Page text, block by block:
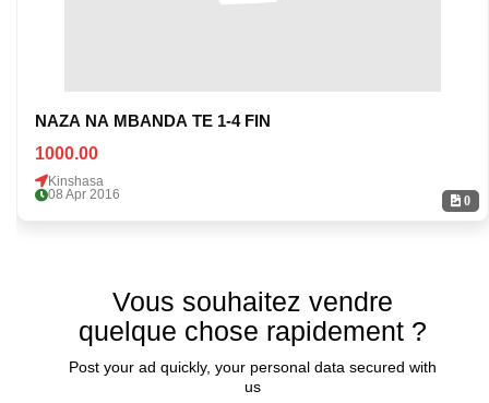
0
NAZA NA MBANDA TE 1-4 FIN
1000.00
Kinshasa
08 Apr 2016
Vous souhaitez vendre
quelque chose rapidement ?
Post your ad quickly, your personal data secured with
us